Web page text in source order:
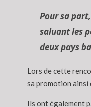
Pour sa
saluant les
deux pays
Lors de cette
sa promotion ainsi
Ils ont également